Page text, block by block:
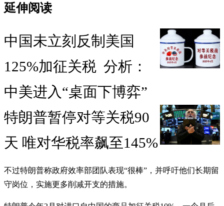
延伸阅读
中国未立刻反制美国
125%加征关税 分析：
中美进入“桌面下博弈”
特朗普暂停对等关税90
天 唯对华税率飙至145%
不过特朗普称政府效率部团队表现“很棒”，并呼吁他们长期留
守岗位，实施更多削减开支的措施。